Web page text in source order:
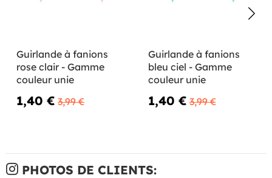
Guirlande à fanions
rose clair - Gamme
couleur unie
1,40 € 3,99 €
Guirlande à fanions
bleu ciel - Gamme
couleur unie
1,40 € 3,99 €
PHOTOS DE CLIENTS: